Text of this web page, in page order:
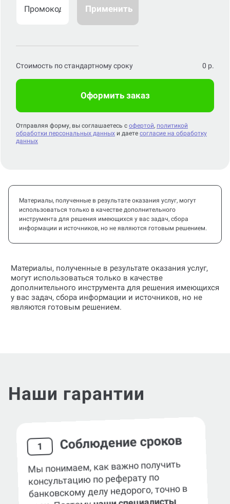
Применить
Стоимость по стандартному сроку 0 р.
Оформить заказ
Отправляя форму, вы соглашаетесь с офертой, политикой
обработки персональных данных и даете согласие на обработку
данных
Материалы, полученные в результате оказания услуг, могут
использоваться только в качестве дополнительного
инструмента для решения имеющихся у вас задач, сбора
информации и источников, но не являются готовым решением.
Материалы, полученные в результате оказания услуг,
могут использоваться только в качестве
дополнительного инструмента для решения имеющихся
у вас задач, сбора информации и источников, но не
являются готовым решением.
Наши гарантии
1 Соблюдение сроков
Мы понимаем, как важно получить
консультацию по реферату по
банковскому делу недорого, точно в